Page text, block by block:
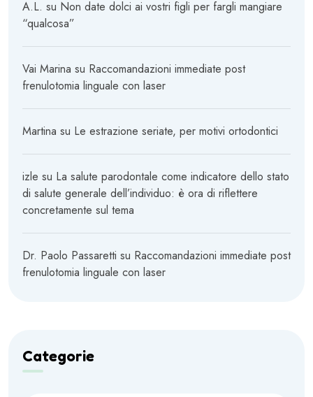
A.L. su Non date dolci ai vostri figli per fargli mangiare
“qualcosa”
Vai Marina su Raccomandazioni immediate post
frenulotomia linguale con laser
Martina su Le estrazione seriate, per motivi ortodontici
izle su La salute parodontale come indicatore dello stato
di salute generale dell’individuo: è ora di riflettere
concretamente sul tema
Dr. Paolo Passaretti su Raccomandazioni immediate post
frenulotomia linguale con laser
Categorie